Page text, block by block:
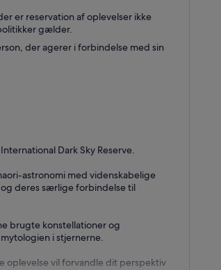
er reservation af oplevelser ikke
gælder.
der agerer i forbindelse med sin
Dark Sky Reserve.
astronomi med videnskabelige
deres særlige forbindelse til
brugte konstellationer og
i stjernerne.
oplevelse vil forvandle dit perspektiv